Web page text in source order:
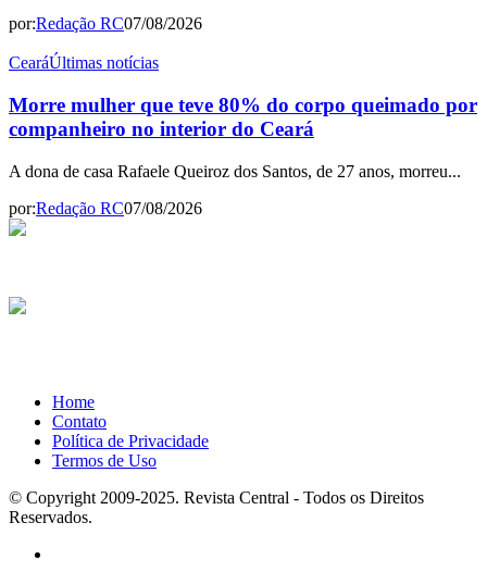
por:Redação RC07/08/2026
CearáÚltimas notícias
Morre mulher que teve 80% do corpo queimado por
companheiro no interior do Ceará
A dona de casa Rafaele Queiroz dos Santos, de 27 anos, morreu...
por:Redação RC07/08/2026
Home
Contato
Política de Privacidade
Termos de Uso
© Copyright 2009-2025. Revista Central - Todos os Direitos
Reservados.